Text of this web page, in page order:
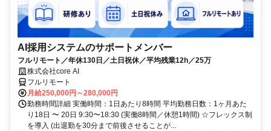
AI採用システムのサポートメンバー
フルリモート／年休130日／土日祝休／平均残業12h／25万
株式会社core AI
フルリモート
月給250,000円～280,000円
勤務時間詳細 実働時間：1日あたり8時間 平均勤務日数：1ヶ月あた
り18日 〜 20日 9:30〜18:30 (実働8時間／休憩1時間) ☆フレックス制
を導入 (出退勤を30分まで前後させることが...